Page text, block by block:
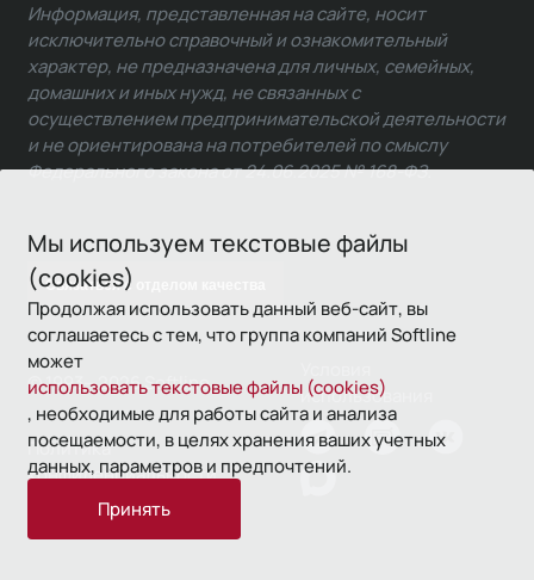
Мы используем текстовые файлы
(cookies)
Продолжая использовать данный веб-сайт, вы
соглашаетесь с тем, что группа компаний Softline
может
использовать текстовые файлы (cookies)
, необходимые для работы сайта и анализа
посещаемости, в целях хранения ваших учетных
данных, параметров и предпочтений.
Принять
Связаться с отделом качества
Информация, представленная на сайте, носит
исключительно справочный и ознакомительный
характер, не предназначена для личных, семейных,
домашних и иных нужд, не связанных с
осуществлением предпринимательской деятельности
и не ориентирована на потребителей по смыслу
Федерального закона от 24.06.2025 № 168-ФЗ.
© 1993—2026 Softline
использования
Политика
конфиденциальности